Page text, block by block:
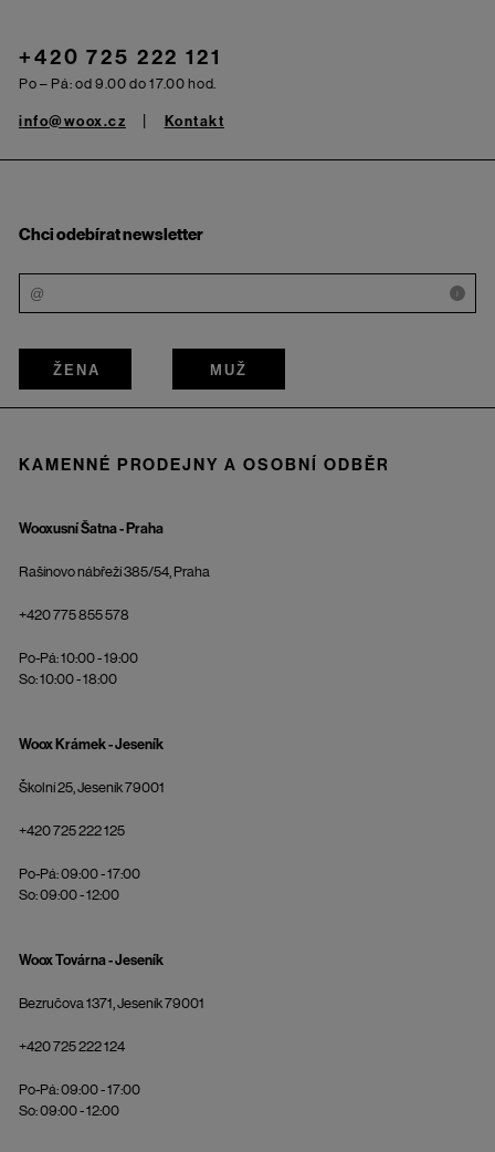
+420 725 222 121
Po – Pá: od 9.00 do 17.00 hod.
info@woox.cz Kontakt
Chci odebírat newsletter
i
ŽENA MUŽ
KAMENNÉ PRODEJNY A OSOBNÍ ODBĚR
Wooxusní Šatna - Praha
Rašínovo nábřeží 385/54, Praha
+420 775 855 578
Po-Pá: 10:00 - 19:00
So: 10:00 - 18:00
Woox Krámek - Jeseník
Školní 25, Jeseník 79001
+420 725 222 125
Po-Pá: 09:00 - 17:00
So: 09:00 - 12:00
Woox Továrna - Jeseník
Bezručova 1371, Jeseník 79001
+420 725 222 124
Po-Pá: 09:00 - 17:00
So: 09:00 - 12:00